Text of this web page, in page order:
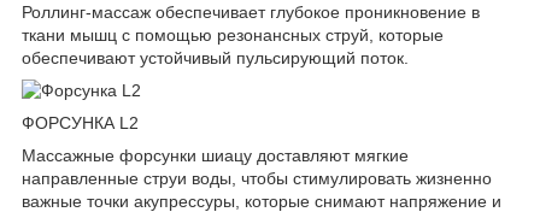
Роллинг-массаж обеспечивает глубокое проникновение в
ткани мышц с помощью резонансных струй, которые
обеспечивают устойчивый пульсирующий поток.
ФОРСУНКА L2
Массажные форсунки шиацу доставляют мягкие
направленные струи воды, чтобы стимулировать жизненно
важные точки акупрессуры, которые снимают напряжение и